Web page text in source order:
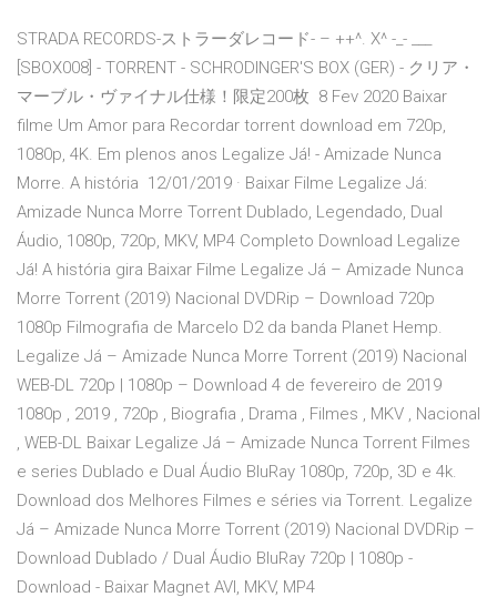
STRADA RECORDS-ストラーダレコード- ‎– ++^. X^ -_- ___
[SBOX008] - TORRENT - SCHRODINGER'S BOX (GER) - クリア・
マーブル・ヴァイナル仕様！限定200枚 8 Fev 2020 Baixar
filme Um Amor para Recordar torrent download em 720p,
1080p, 4K. Em plenos anos Legalize Já! - Amizade Nunca
Morre. A história 12/01/2019 · Baixar Filme Legalize Já:
Amizade Nunca Morre Torrent Dublado, Legendado, Dual
Áudio, 1080p, 720p, MKV, MP4 Completo Download Legalize
Já! A história gira Baixar Filme Legalize Já – Amizade Nunca
Morre Torrent (2019) Nacional DVDRip – Download 720p
1080p Filmografia de Marcelo D2 da banda Planet Hemp.
Legalize Já – Amizade Nunca Morre Torrent (2019) Nacional
WEB-DL 720p | 1080p – Download 4 de fevereiro de 2019
1080p , 2019 , 720p , Biografia , Drama , Filmes , MKV , Nacional
, WEB-DL Baixar Legalize Já – Amizade Nunca Torrent Filmes
e series Dublado e Dual Áudio BluRay 1080p, 720p, 3D e 4k.
Download dos Melhores Filmes e séries via Torrent. Legalize
Já – Amizade Nunca Morre Torrent (2019) Nacional DVDRip –
Download Dublado / Dual Áudio BluRay 720p | 1080p -
Download - Baixar Magnet AVI, MKV, MP4